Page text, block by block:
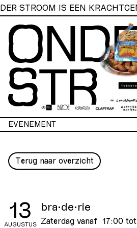
STROOM IS EEN
EVENEMENT
Terug naar overzicht
13
AUGUSTUS
bra·de·rie
Zaterdag vanaf 17:00